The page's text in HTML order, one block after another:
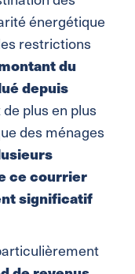
énergétique
restrictions
du
depuis
plus en plus
des ménages
ce courrier
significatif